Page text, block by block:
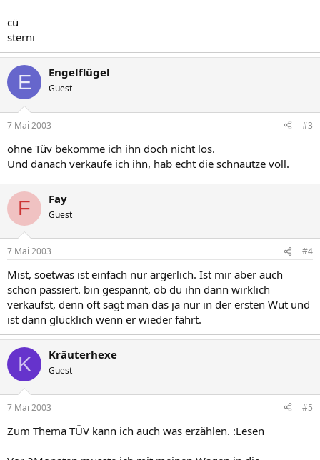
cü
sterni
E Engelflügel
Guest
7 Mai 2003 #3
ohne Tüv bekomme ich ihn doch nicht los.
Und danach verkaufe ich ihn, hab echt die schnautze voll.
F Fay
Guest
7 Mai 2003 #4
Mist, soetwas ist einfach nur ärgerlich. Ist mir aber auch
schon passiert. bin gespannt, ob du ihn dann wirklich
verkaufst, denn oft sagt man das ja nur in der ersten Wut und
ist dann glücklich wenn er wieder fährt.
K Kräuterhexe
Guest
7 Mai 2003 #5
Zum Thema TÜV kann ich auch was erzählen. :Lesen